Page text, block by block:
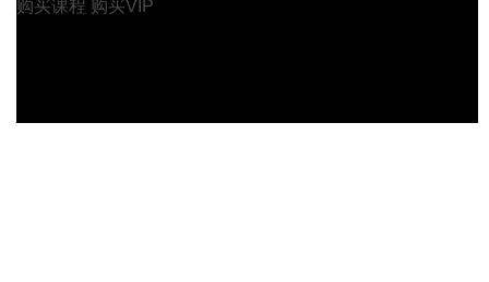
购买课程 购买VIP